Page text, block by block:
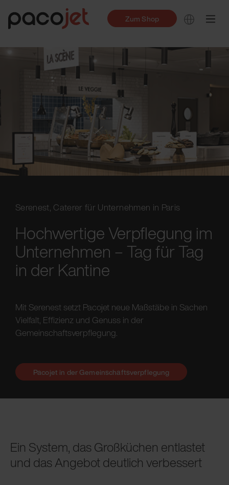
Zum Shop
Serenest, Caterer für Unternehmen in Paris
Hochwertige Verpflegung im
Unternehmen – Tag für Tag
in der Kantine
Mit Serenest setzt Pacojet neue Maßstäbe in Sachen
Vielfalt, Effizienz und Genuss in der
Gemeinschaftsverpflegung.
Pacojet in der Gemeinschaftsverpflegung
Ein System, das Großküchen entlastet
und das Angebot deutlich verbessert